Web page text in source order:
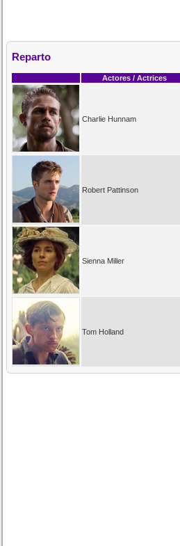
Reparto
Actores / Actrices
Charlie Hunnam
Robert Pattinson
Sienna Miller
Tom Holland